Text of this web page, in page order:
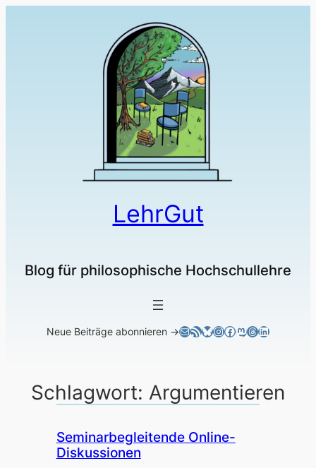
LehrGut
Blog für philosophische Hochschullehre
Neue Beiträge abonnieren →E-MailRSS-FeedBluesky
Instagram
Facebook
Mastodon
Threads
LinkedIn
Schlagwort: Argumentieren
Seminarbegleitende Online-
Diskussionen